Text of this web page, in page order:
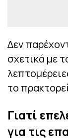
Δεν
σχετικά με
το
Γιατί
για τις